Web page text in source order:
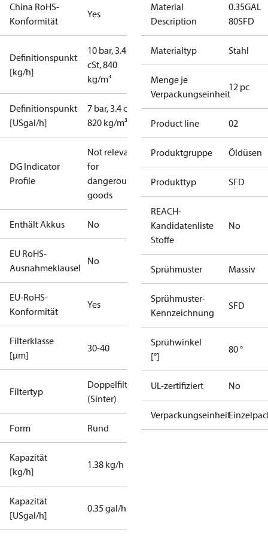
China RoHS-
Konformität
Yes
Definitionspunkt
[kg/h]
10 bar, 3.4
cSt, 840
kg/m³
Definitionspunkt
[USgal/h]
7 bar, 3.4 cSt,
820 kg/m³
DG Indicator
Profile
Not relevant
for
dangerous
goods
Enthält Akkus No
EU RoHS-
Ausnahmeklausel
No
EU-RoHS-
Konformität
Yes
Filterklasse
[µm]
30-40
Filtertyp
Doppelfilter
(Sinter)
Form Rund
Kapazität
[kg/h]
1.38 kg/h
Kapazität
[USgal/h]
0.35 gal/h
Material
Description
0.35GAL
80SFD
Materialtyp Stahl
Menge je
Verpackungseinheit
12 pc
Product line 02
Produktgruppe Öldüsen
Produkttyp SFD
REACH-
Kandidatenliste
Stoffe
No
Sprühmuster Massiv
Sprühmuster-
Kennzeichnung
SFD
Sprühwinkel
[°]
80 °
UL-zertifiziert No
Verpackungseinheit